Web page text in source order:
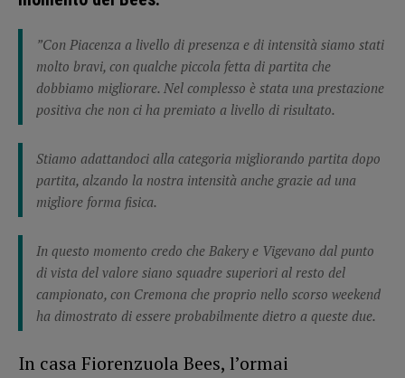
”Con Piacenza a livello di presenza e di intensità siamo stati
molto bravi, con qualche piccola fetta di partita che
dobbiamo migliorare. Nel complesso è stata una prestazione
positiva che non ci ha premiato a livello di risultato.
Stiamo adattandoci alla categoria migliorando partita dopo
partita, alzando la nostra intensità anche grazie ad una
migliore forma fisica.
In questo momento credo che Bakery e Vigevano dal punto
di vista del valore siano squadre superiori al resto del
campionato, con Cremona che proprio nello scorso weekend
ha dimostrato di essere probabilmente dietro a queste due.
In casa Fiorenzuola Bees, l’ormai